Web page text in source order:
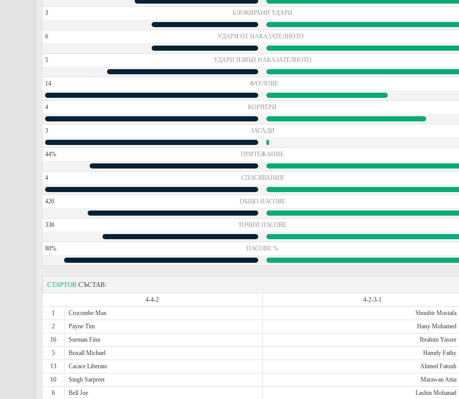
3 БЛОКИРАНИ УДАРИ
6 УДАРИ ОТ НАКАЗАТЕЛНОТО
5 УДАРИ ИЗВЪН НАКАЗАТЕЛНОТО
14 ФАУЛОВЕ
4 КОРНЕРИ
3 ЗАСАДИ
44% ПРИТЕЖАНИЕ
4 СПАСЯВАНИЯ
420 ОБЩО ПАСОВЕ
338 ТОЧНИ ПАСОВЕ
80% ПАСОВЕ %
СТАРТОВ СЪСТАВ:
4-4-2
4-2-3-1
1
Crocombe Max Shoubir Mostafa
2
Payne Tim Hany Mohamed
16
Surman Finn Ibrahim Yasser
5
Boxall Michael Hamdy Fathy
13
Cacace Liberato Ahmed Fatouh
10
Singh Sarpreet Marawan Attia
6
Bell Joe Lashin Mohanad